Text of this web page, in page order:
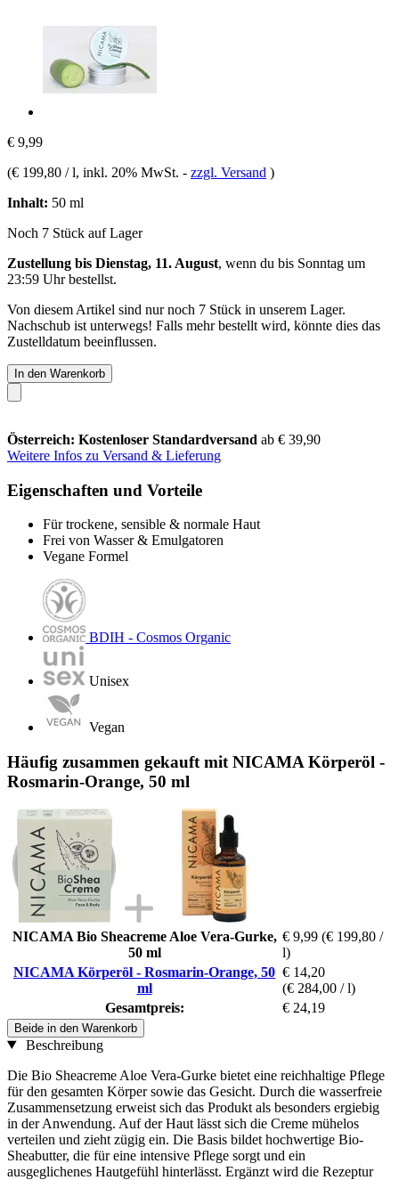
€ 9,99
(€ 199,80 / l, inkl. 20% MwSt. - zzgl. Versand )
Inhalt: 50 ml
Noch 7 Stück auf Lager
Zustellung bis Dienstag, 11. August, wenn du bis Sonntag um
23:59 Uhrbestellst.
Von diesem Artikel sind nur noch 7 Stück in unserem Lager.
Nachschub ist unterwegs! Falls mehr bestellt wird, könnte dies das
Zustelldatum beeinflussen.
In den Warenkorb
Österreich: Kostenloser Standardversand ab € 39,90
Weitere Infos zu Versand & Lieferung
Eigenschaften und Vorteile
Für trockene, sensible & normale Haut
Frei von Wasser & Emulgatoren
Vegane Formel
BDIH - Cosmos Organic
Unisex
Vegan
Häufig zusammen gekauft mit NICAMA Körperöl -
Rosmarin-Orange, 50 ml
NICAMA Bio Sheacreme Aloe Vera-Gurke,
50 ml
€ 9,99 (€ 199,80 /
l)
NICAMA Körperöl - Rosmarin-Orange, 50
ml
€ 14,20
(€ 284,00 / l)
Gesamtpreis:
€ 24,19
Beide in den Warenkorb
Beschreibung
Die Bio Sheacreme Aloe Vera-Gurke bietet eine reichhaltige Pflege
für den gesamten Körper sowie das Gesicht. Durch die wasserfreie
Zusammensetzung erweist sich das Produkt als besonders ergiebig
in der Anwendung. Auf der Haut lässt sich die Creme mühelos
verteilen und zieht zügig ein. Die Basis bildet hochwertige Bio-
Sheabutter, die für eine intensive Pflege sorgt und ein
ausgeglichenes Hautgefühl hinterlässt. Ergänzt wird die Rezeptur